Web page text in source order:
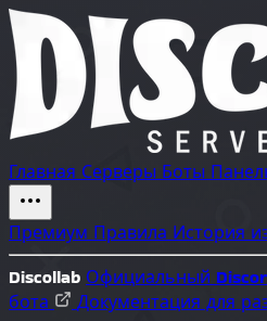
Главная Серверы Боты
Премиум Правила История
Discollab Официальный
бота
Документация для